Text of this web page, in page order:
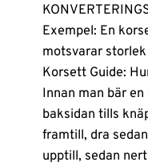
Exempel: En
motsvarar
Korsett Guide:
Innan man bär
baksidan tills
framtill, dra
upptill, sedan